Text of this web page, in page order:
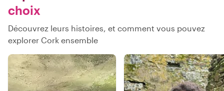
choix
Découvrez leurs histoires, et comment vous pouvez
explorer Cork ensemble